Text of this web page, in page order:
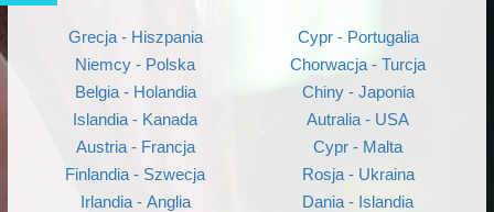
Grecja - Hiszpania
Niemcy - Polska
Belgia - Holandia
Islandia - Kanada
Austria - Francja
Finlandia - Szwecja
Irlandia - Anglia
Cypr - Portugalia
Chorwacja - Turcja
Chiny - Japonia
Autralia - USA
Cypr - Malta
Rosja - Ukraina
Dania - Islandia